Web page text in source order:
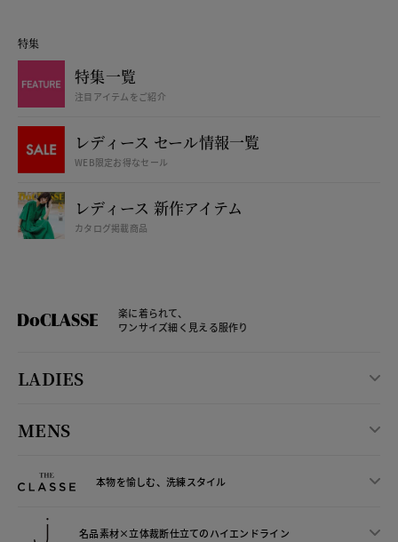
特集
特集一覧
注目アイテムをご紹介
レディース セール情報一覧
WEB限定お得なセール
レディース 新作アイテム
カタログ掲載商品
楽に着られて、
ワンサイズ細く見える服作り
LADIES
MENS
本物を愉しむ、洗練スタイル
名品素材×立体裁断仕立てのハイエンドライン